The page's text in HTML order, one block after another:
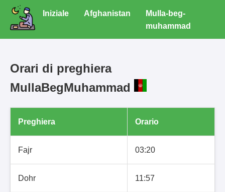
Iniziale Afghanistan
Mulla-beg-
muhammad
Orari di preghiera
MullaBegMuhammad
Preghiera Orario
Fajr 03:20
Dohr 11:57